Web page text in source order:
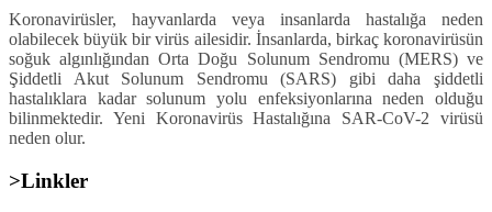
Koronavirüsler, hayvanlarda veya insanlarda hastalığa neden
olabilecek büyük bir virüs ailesidir. İnsanlarda, birkaç koronavirüsün
soğuk algınlığından Orta Doğu Solunum Sendromu (MERS) ve
Şiddetli Akut Solunum Sendromu (SARS) gibi daha şiddetli
hastalıklara kadar solunum yolu enfeksiyonlarına neden olduğu
bilinmektedir. Yeni Koronavirüs Hastalığına SAR-CoV-2 virüsü
neden olur.
>Linkler